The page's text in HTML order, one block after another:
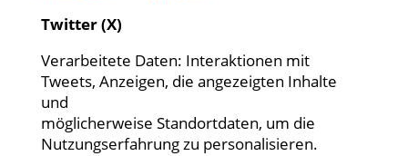
Twitter (X)
Verarbeitete Daten: Interaktionen mit
Tweets, Anzeigen, die angezeigten Inhalte
und
möglicherweise Standortdaten, um die
Nutzungserfahrung zu personalisieren.